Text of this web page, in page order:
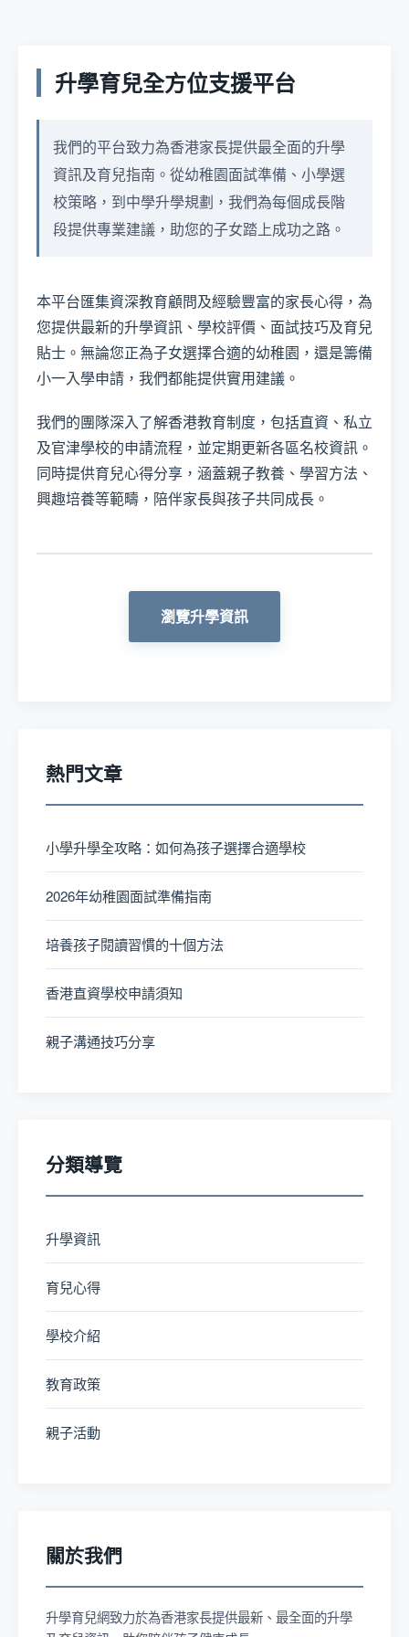
升學育兒全方位支援平台
我們的平台致力為香港家長提供最全面的升學
資訊及育兒指南。從幼稚園面試準備、小學選
校策略，到中學升學規劃，我們為每個成長階
段提供專業建議，助您的子女踏上成功之路。
本平台匯集資深教育顧問及經驗豐富的家長心得，為
您提供最新的升學資訊、學校評價、面試技巧及育兒
貼士。無論您正為子女選擇合適的幼稚園，還是籌備
小一入學申請，我們都能提供實用建議。
我們的團隊深入了解香港教育制度，包括直資、私立
及官津學校的申請流程，並定期更新各區名校資訊。
同時提供育兒心得分享，涵蓋親子教養、學習方法、
興趣培養等範疇，陪伴家長與孩子共同成長。
瀏覽升學資訊
熱門文章
小學升學全攻略：如何為孩子選擇合適學校
2026年幼稚園面試準備指南
培養孩子閱讀習慣的十個方法
香港直資學校申請須知
親子溝通技巧分享
分類導覽
升學資訊
育兒心得
學校介紹
教育政策
親子活動
關於我們
升學育兒網致力於為香港家長提供最新、最全面的升學